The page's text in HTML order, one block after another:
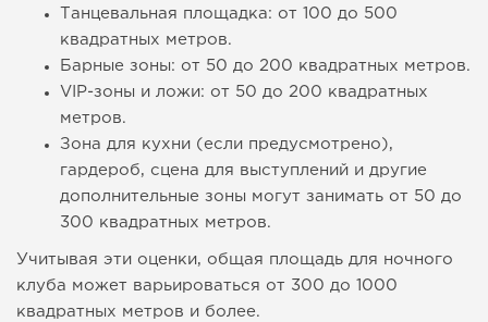
Танцевальная площадка: от 100 до 500
квадратных метров.
Барные зоны: от 50 до 200 квадратных метров.
VIP-зоны и ложи: от 50 до 200 квадратных
метров.
Зона для кухни (если предусмотрено),
гардероб, сцена для выступлений и другие
дополнительные зоны могут занимать от 50 до
300 квадратных метров.
Учитывая эти оценки, общая площадь для ночного
клуба может варьироваться от 300 до 1000
квадратных метров и более.